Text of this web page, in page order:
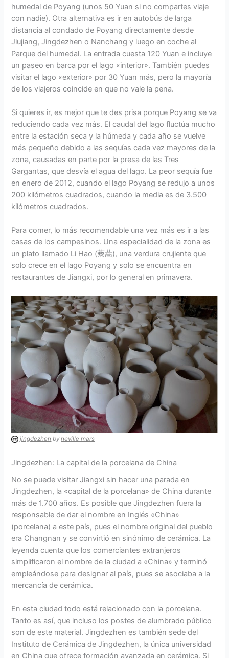
humedal de Poyang (unos 50 Yuan si no compartes viaje
con nadie). Otra alternativa es ir en autobús de larga
distancia al condado de Poyang directamente desde
Jiujiang, Jingdezhen o Nanchang y luego en coche al
Parque del humedal. La entrada cuesta 120 Yuan e incluye
un paseo en barca por el lago «interior». También puedes
visitar el lago «exterior» por 30 Yuan más, pero la mayoría
de los viajeros coincide en que no vale la pena.
Si quieres ir, es mejor que te des prisa porque Poyang se va
reduciendo cada vez más. El caudal del lago fluctúa mucho
entre la estación seca y la húmeda y cada año se vuelve
más pequeño debido a las sequías cada vez mayores de la
zona, causadas en parte por la presa de las Tres
Gargantas, que desvía el agua del lago. La peor sequía fue
en enero de 2012, cuando el lago Poyang se redujo a unos
200 kilómetros cuadrados, cuando la media es de 3.500
kilómetros cuadrados.
Para comer, lo más recomendable una vez más es ir a las
casas de los campesinos. Una especialidad de la zona es
un plato llamado Li Hao (藜蒿), una verdura crujiente que
solo crece en el lago Poyang y solo se encuentra en
restaurantes de Jiangxi, por lo general en primavera.
jingdezhen byneville mars
Jingdezhen: La capital de la porcelana de China
No se puede visitar Jiangxi sin hacer una parada en
Jingdezhen, la «capital de la porcelana» de China durante
más de 1.700 años. Es posible que Jingdezhen fuera la
responsable de dar el nombre en Inglés «China»
(porcelana) a este país, pues el nombre original del pueblo
era Changnan y se convirtió en sinónimo de cerámica. La
leyenda cuenta que los comerciantes extranjeros
simplificaron el nombre de la ciudad a «China» y terminó
empleándose para designar al país, pues se asociaba a la
mercancía de cerámica.
En esta ciudad todo está relacionado con la porcelana.
Tanto es así, que incluso los postes de alumbrado público
son de este material. Jingdezhen es también sede del
Instituto de Cerámica de Jingdezhen, la única universidad
en China que ofrece formación avanzada en cerámica. Si